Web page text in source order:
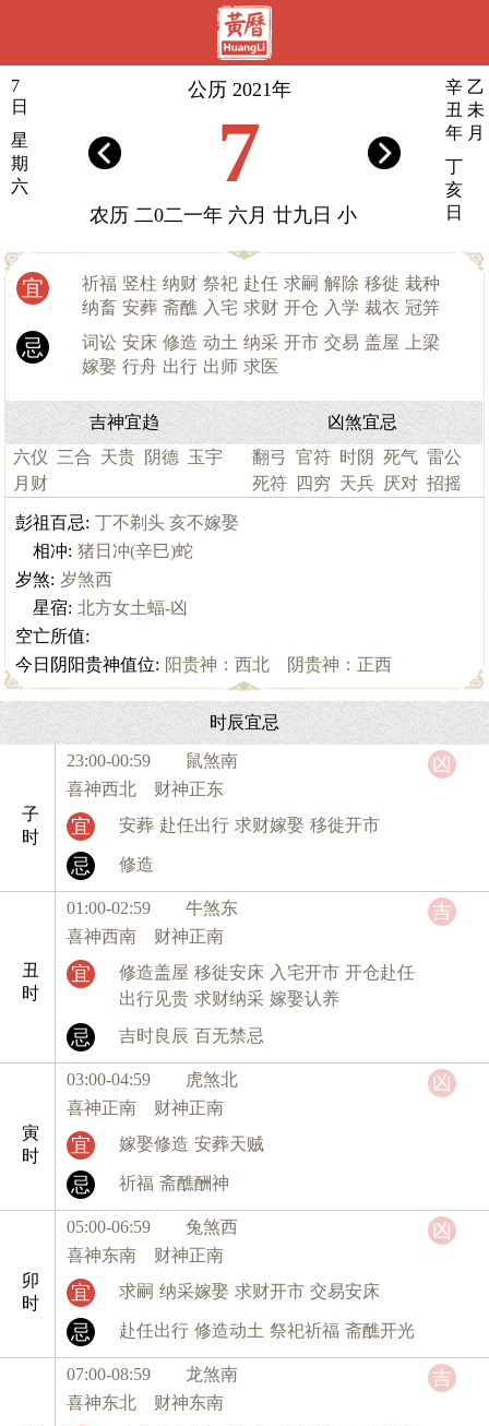
7
日
星
期
六
辛
丑
年
乙
未
月
丁
亥
日
公历 2021年
7
农历 二0二一年 六月 廿九日 小
宜 祈福 竖柱 纳财 祭祀 赴任 求嗣 解除 移徙 栽种
纳畜 安葬 斋醮 入宅 求财 开仓 入学 裁衣 冠笄
忌 词讼 安床 修造 动土 纳采 开市 交易 盖屋
上梁
嫁娶 行舟 出行 出师 求医
吉神宜趋
六仪 三合 天贵 阴德 玉宇
月财
凶煞宜忌
翻弓 官符 时阴 死气 雷公
死符
四穷 天兵 厌对 招摇
彭祖百忌: 丁不剃头 亥不嫁娶
相冲: 猪日冲(辛巳)蛇
岁煞: 岁煞西
星宿: 北方女土蝠-凶
空亡所值:
今日阴阳贵神值位: 阳贵神：西北 阴贵神：正西
时辰宜忌
子
时
23:00-00:59 鼠煞南
喜神西北 财神正东
宜 安葬 赴任出行 求财嫁娶 移徙开市
忌 修造
凶
丑
时
01:00-02:59 牛煞东
喜神西南 财神正南
宜 修造盖屋 移徙安床 入宅开市 开仓赴任
出行见贵 求财纳采 嫁娶认养
忌 吉时良辰 百无禁忌
吉
寅
时
03:00-04:59 虎煞北
喜神正南 财神正南
宜 嫁娶修造 安葬天贼
忌 祈福 斋醮酬神
凶
卯
时
05:00-06:59 兔煞西
喜神东南 财神正南
宜 求嗣 纳采嫁娶 求财开市 交易安床
忌 赴任出行 修造动土 祭祀祈福 斋醮开光
凶
07:00-08:59 龙煞南
喜神东北 财神东南
吉